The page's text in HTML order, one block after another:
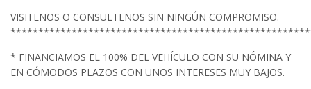
VISITENOS O CONSULTENOS SIN NINGÚN COMPROMISO.
* FINANCIAMOS EL 100% DEL VEHÍCULO CON SU NÓMINA Y
EN CÓMODOS PLAZOS CON UNOS INTERESES MUY BAJOS.